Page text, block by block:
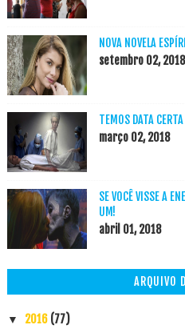
NOVA NOVELA
setembro 02, 2018
TEMOS DATA
março 02, 2018
SE VOCÊ VISSE A
UM!
abril 01, 2018
ARQUIVO
▼ 2016 (77)